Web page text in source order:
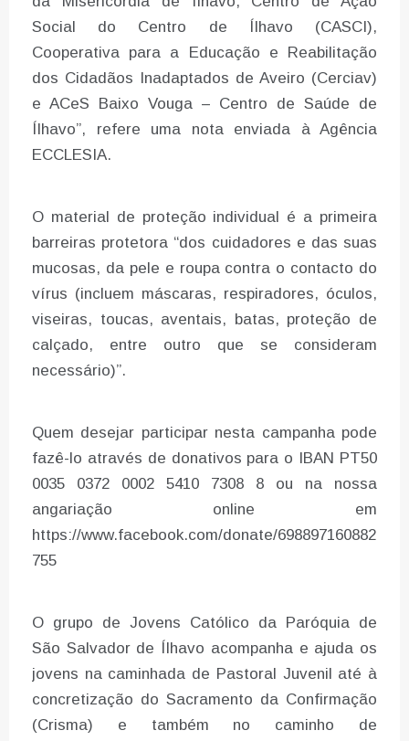
Social do Centro de Ílhavo (CASCI),
Cooperativa para a Educação e Reabilitação
dos Cidadãos Inadaptados de Aveiro (Cerciav)
e ACeS Baixo Vouga – Centro de Saúde de
Ílhavo”, refere uma nota enviada à Agência
ECCLESIA.
O material de proteção individual é a primeira
barreiras protetora “dos cuidadores e das suas
mucosas, da pele e roupa contra o contacto do
vírus (incluem máscaras, respiradores, óculos,
viseiras, toucas, aventais, batas, proteção de
calçado, entre outro que se consideram
necessário)”.
Quem desejar participar nesta campanha pode
fazê-lo através de donativos para o IBAN PT50
0035 0372 0002 5410 7308 8 ou na nossa
angariação online em
https://www.facebook.com/donate/698897160882
755
O grupo de Jovens Católico da Paróquia de
São Salvador de Ílhavo acompanha e ajuda os
jovens na caminhada de Pastoral Juvenil até à
concretização do Sacramento da Confirmação
(Crisma) e também no caminho de